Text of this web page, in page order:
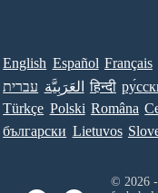
English Español Français
עברית العَرَبِيَّة हिन्दी
Türkçe Polski Româna
български Lietuvos
© 2026